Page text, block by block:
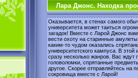
Лара Джонс. Находка
Оказывается, в стенах самого
университета может таиться
загадок! Вместе с Ларой Джонс
вести охоту на старинные
каким-то чудом оказались
университетского кампуса. В этой
сразу несколько жанров. Вас ждут
головоломки, спрятанные
другое. Скорее отправляйтесь на
сокровища вместе с Ларой!